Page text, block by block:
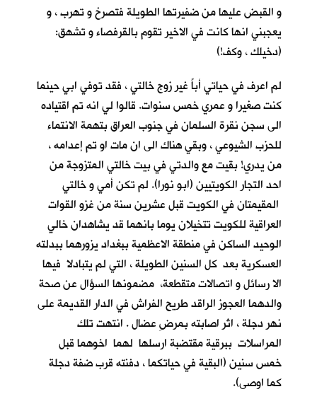
و القبض عليها من ضفيرتها الطويلة فتصرخ و تهرب ، و
يعجبني انها كانت في الاخير تقوم بالقرفصاء و تشهق:
(دخيلك ، وكف!)
لم اعرف في حياتي أباً غير زوج خالتي ، فقد توفي ابي حينما
كنت صغيرا و عمري خمس سنوات. قالوا لي انه تم اقتياده
الى سجن نقرة السلمان في جنوب العراق بتهمة الانتماء
للحزب الشيوعي ، وبقي هناك الى ان مات او تم إعدامه ،
من يدري! بقيت مع والدتي في بيت خالتي المتزوجة من
احد التجار الكويتيين (ابو نورا). لم تكن أمي و خالتي
المقيمتان في الكويت قبل عشرين سنة من غزو القوات
العراقية للكويت تتخيلان يوما بانهما قد يشاهدان خالي
الوحيد الساكن في منطقة الاعظمية ببغداد يزورهما ببدلته
العسكرية بعد كل السنين الطويلة ، التي لم يتبادلا فيها
الا رسائل و اتصالات متقطعة، مضمونها السؤال عن صحة
والدهما العجوز الراقد طريح الفراش في الدار القديمة على
نهر دجلة ، اثر اصابته بمرضِ عضال . انتهت تلك
المراسلات ببرقية مقتضبة ارسلها لهما اخوهما قبل
خمس سنين (البقية في حياتكما ، دفنته قرب ضفة دجلة
كما اوصى).